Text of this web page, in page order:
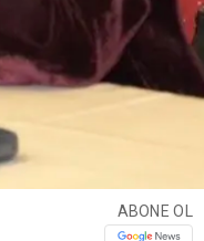
ABONE OL